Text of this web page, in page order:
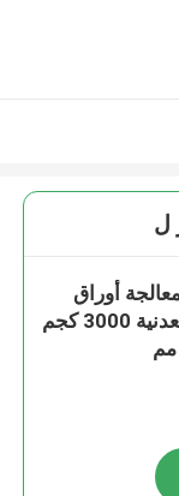
ل
أوراق
الورق سعة حمولة معدنية 3000 كجم